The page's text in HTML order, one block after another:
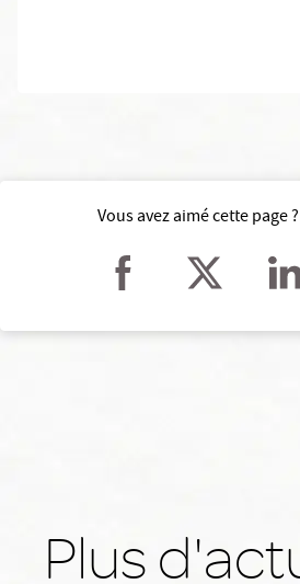
Vous avez aimé cette page
Plus